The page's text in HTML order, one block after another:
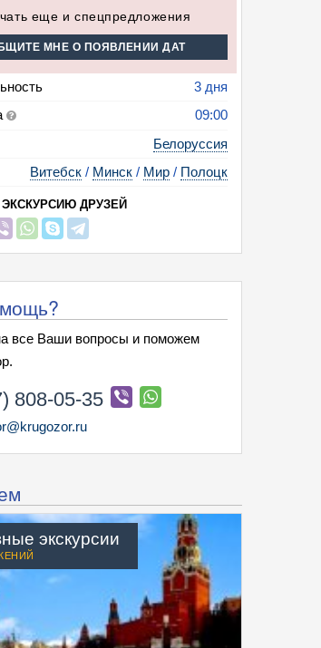
еще и спецпредложения
МНЕ О ПОЯВЛЕНИИ ДАТ
3 дня
09:00
Белоруссия
Витебск / Минск / Мир / Полоцк
ДРУЗЕЙ
Мир — Минск, 3 дня + ж/д)
все Ваши вопросы и поможем
808-05-35
экскурсии